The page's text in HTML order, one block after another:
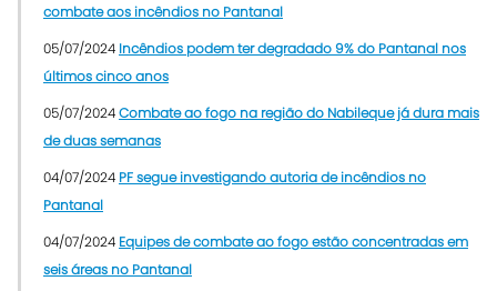
combate aos incêndios no Pantanal
05/07/2024 Incêndios podem ter degradado 9% do Pantanal nos
últimos cinco anos
05/07/2024Combate ao fogo na região do Nabileque já dura mais
de duas semanas
04/07/2024 PF segue investigando autoria de incêndios no
Pantanal
04/07/2024 Equipes de combate ao fogo estão concentradas em
seis áreas no Pantanal